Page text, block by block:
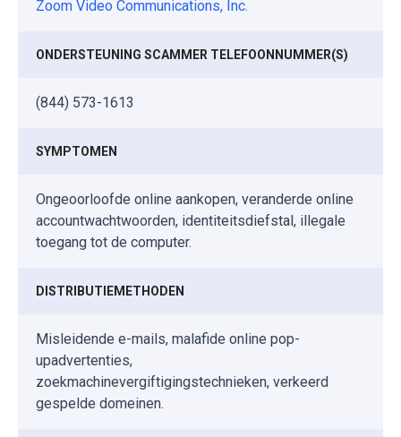
Zoom Video Communications, Inc.
ONDERSTEUNING SCAMMER TELEFOONNUMMER(S)
(844) 573-1613
SYMPTOMEN
Ongeoorloofde online aankopen, veranderde online
accountwachtwoorden, identiteitsdiefstal, illegale
toegang tot de computer.
DISTRIBUTIEMETHODEN
Misleidende e-mails, malafide online pop-
upadvertenties,
zoekmachinevergiftigingstechnieken, verkeerd
gespelde domeinen.